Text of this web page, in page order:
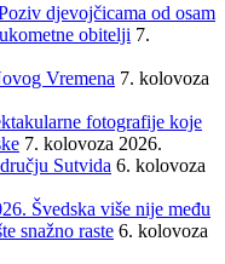
djevojčicama od osam
obitelji 7.
Vremena 7. kolovoza
fotografije koje
7. kolovoza 2026.
Sutvida 6. kolovoza
Švedska više nije među
snažno raste 6. kolovoza